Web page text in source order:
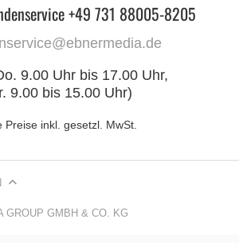
+49 731 88005-8205
9.00 Uhr bis 17.00 Uhr,
9.00 bis 15.00 Uhr)
Preise inkl. gesetzl. MwSt.
GROUP GMBH & CO. KG